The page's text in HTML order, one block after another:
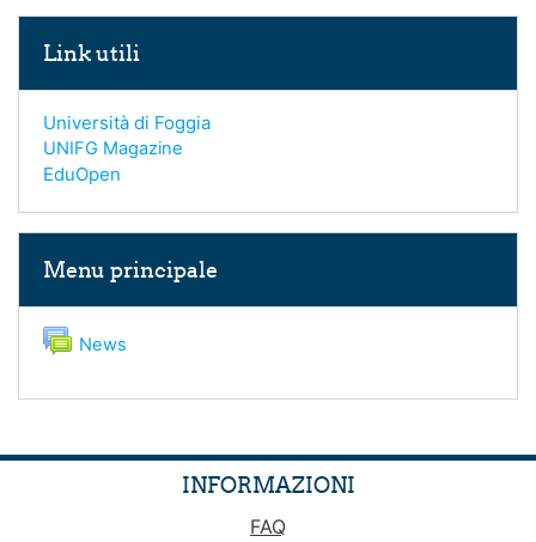
Link utili
Università di Foggia
UNIFG Magazine
EduOpen
Menu principale
News
INFORMAZIONI
FAQ